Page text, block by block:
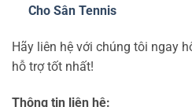
Cho Sân Tennis
Hãy liên hệ với chúng tôi ngay
hỗ trợ tốt nhất!
Thông tin liên hệ: